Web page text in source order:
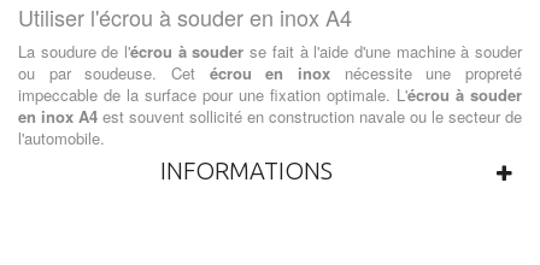
Utiliser l'écrou à souder en inox A4
La soudure de l'écrou à souder se fait à l'aide d'une machine à souder
ou par soudeuse. Cet écrou en inox nécessite une propreté
impeccable de la surface pour une fixation optimale. L'écrou à souder
en inox A4 est souvent sollicité en construction navale ou le secteur de
l'automobile.
INFORMATIONS